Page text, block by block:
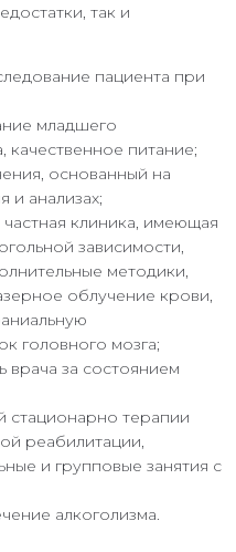
так и
пациента при
младшего
качественное питание;
основанный на
и анализах;
клиника, имеющая
зависимости,
методики,
облучение крови,
головного мозга;
врача за состоянием
стационарно терапии
реабилитации,
и групповые занятия с
алкоголизма.